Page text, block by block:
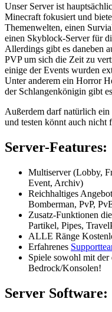
Unser Server ist
Minecraft fokusiert und
Themenwelten, einen
einen Skyblock-Server für
Allerdings gibt es daneben
PVP um sich die Zeit zu
einige der Events wurden
Unter anderem ein Horror
der Schlangenkönigin gibt
Außerdem darf natürlich
und testen könnt auch nicht
Server-Features:
Multiserver (Lobby,
Event, Archiv)
Reichhaltiges
Bomberman, PvP,
Zusatz-Funktionen
Partikel, Pipes,
ALLE Ränge
Erfahrenes
Spiele sowohl mit der
Bedrock/Konsolen!
Server Software: